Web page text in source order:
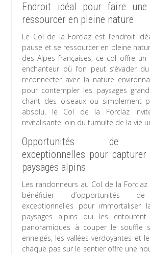
Endroit idéal pour faire
ressourcer en pleine nature
Le Col de la Forclaz est l’endroit
pause et se ressourcer en pleine
des Alpes françaises, ce col offre
enchanteur où l’on peut s’évader
reconnecter avec la nature
pour contempler les paysages
chant des oiseaux ou simplement
absolu, le Col de la Forclaz
revitalisante loin du tumulte de la vie
Opportunités de
exceptionnelles pour
paysages alpins
Les randonneurs au Col de la
bénéficier d’opportunités de
exceptionnelles pour immortaliser
paysages alpins qui les
panoramiques à couper le souffle
enneigés, les vallées verdoyantes et
chaque pas sur le sentier offre une